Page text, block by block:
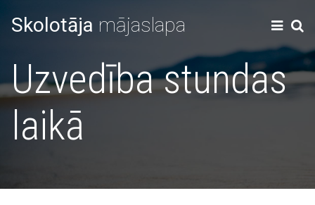
Skolotāja mājaslapa
Uzvedība stundas
laikā